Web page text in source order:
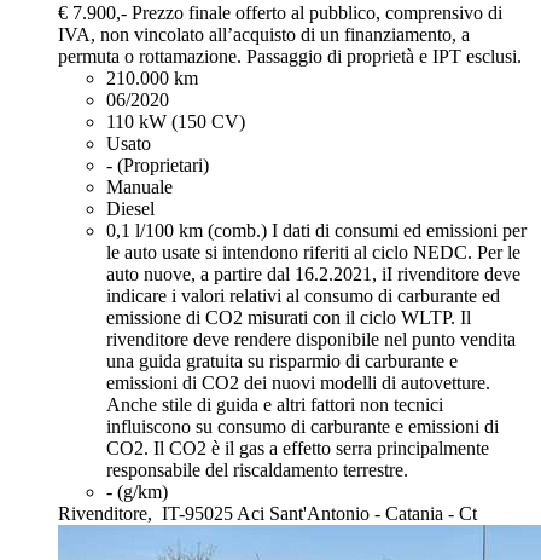
€ 7.900,- Prezzo finale offerto al pubblico, comprensivo di
IVA, non vincolato all’acquisto di un finanziamento, a
permuta o rottamazione. Passaggio di proprietà e IPT esclusi.
210.000 km
06/2020
110 kW (150 CV)
Usato
- (Proprietari)
Manuale
Diesel
0,1 l/100 km (comb.) I dati di consumi ed emissioni per
le auto usate si intendono riferiti al ciclo NEDC. Per le
auto nuove, a partire dal 16.2.2021, iI rivenditore deve
indicare i valori relativi al consumo di carburante ed
emissione di CO2 misurati con il ciclo WLTP. Il
rivenditore deve rendere disponibile nel punto vendita
una guida gratuita su risparmio di carburante e
emissioni di CO2 dei nuovi modelli di autovetture.
Anche stile di guida e altri fattori non tecnici
influiscono su consumo di carburante e emissioni di
CO2. Il CO2 è il gas a effetto serra principalmente
responsabile del riscaldamento terrestre.
- (g/km)
Rivenditore, IT-95025 Aci Sant'Antonio - Catania - Ct